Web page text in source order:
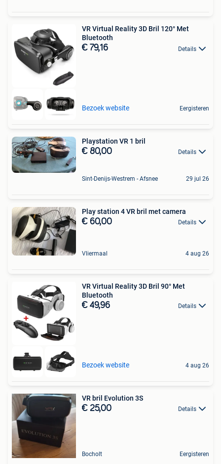
VR Virtual Reality 3D Bril 120° Met
Bluetooth
€ 79,16 Details
Bezoek website Eergisteren
Playstation VR 1 bril
€ 80,00 Details
Sint-Denijs-Westrem - Afsnee 29 jul 26
Play station 4 VR bril met camera
€ 60,00 Details
Vliermaal 4 aug 26
VR Virtual Reality 3D Bril 90° Met
Bluetooth
€ 49,96 Details
Bezoek website 4 aug 26
VR bril Evolution 3S
€ 25,00 Details
Bocholt Eergisteren